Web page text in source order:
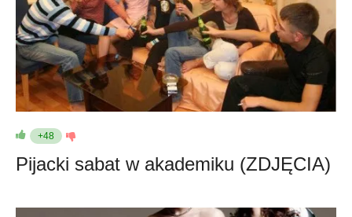
+48
Pijacki sabat w akademiku (ZDJĘCIA)